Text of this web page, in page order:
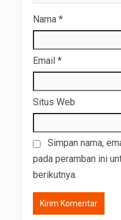
Nama *
Email *
Situs Web
Simpan nama,
pada peramban ini
berikutnya.